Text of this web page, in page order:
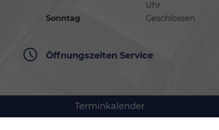
Terminkalender
Uhr
Sonntag
Geschlossen
Öffnungszeiten Service
Montag bis Freitag
07:00-19:00